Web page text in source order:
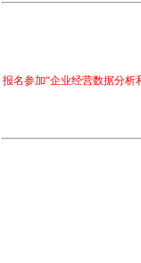
报名参加“企业经营数据分析